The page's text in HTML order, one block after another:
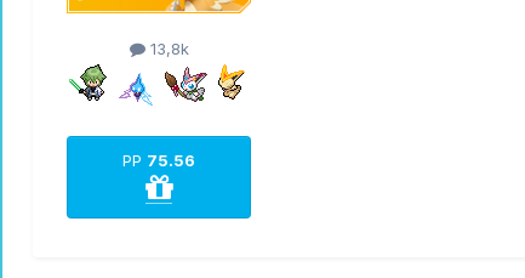
13,8k
PP 75.56